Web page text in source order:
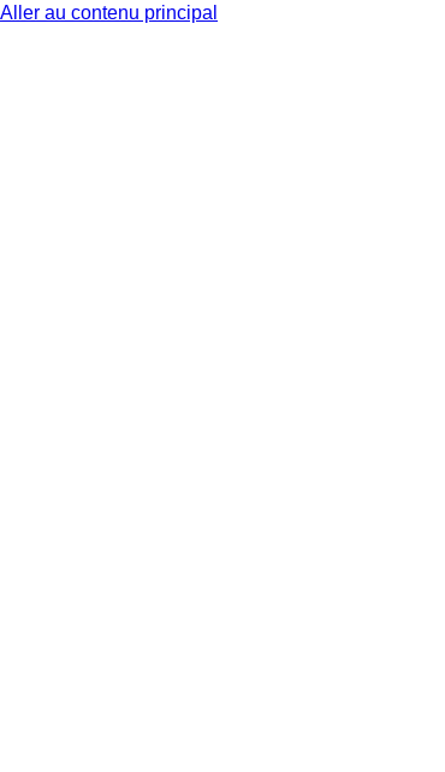
Aller au contenu principal